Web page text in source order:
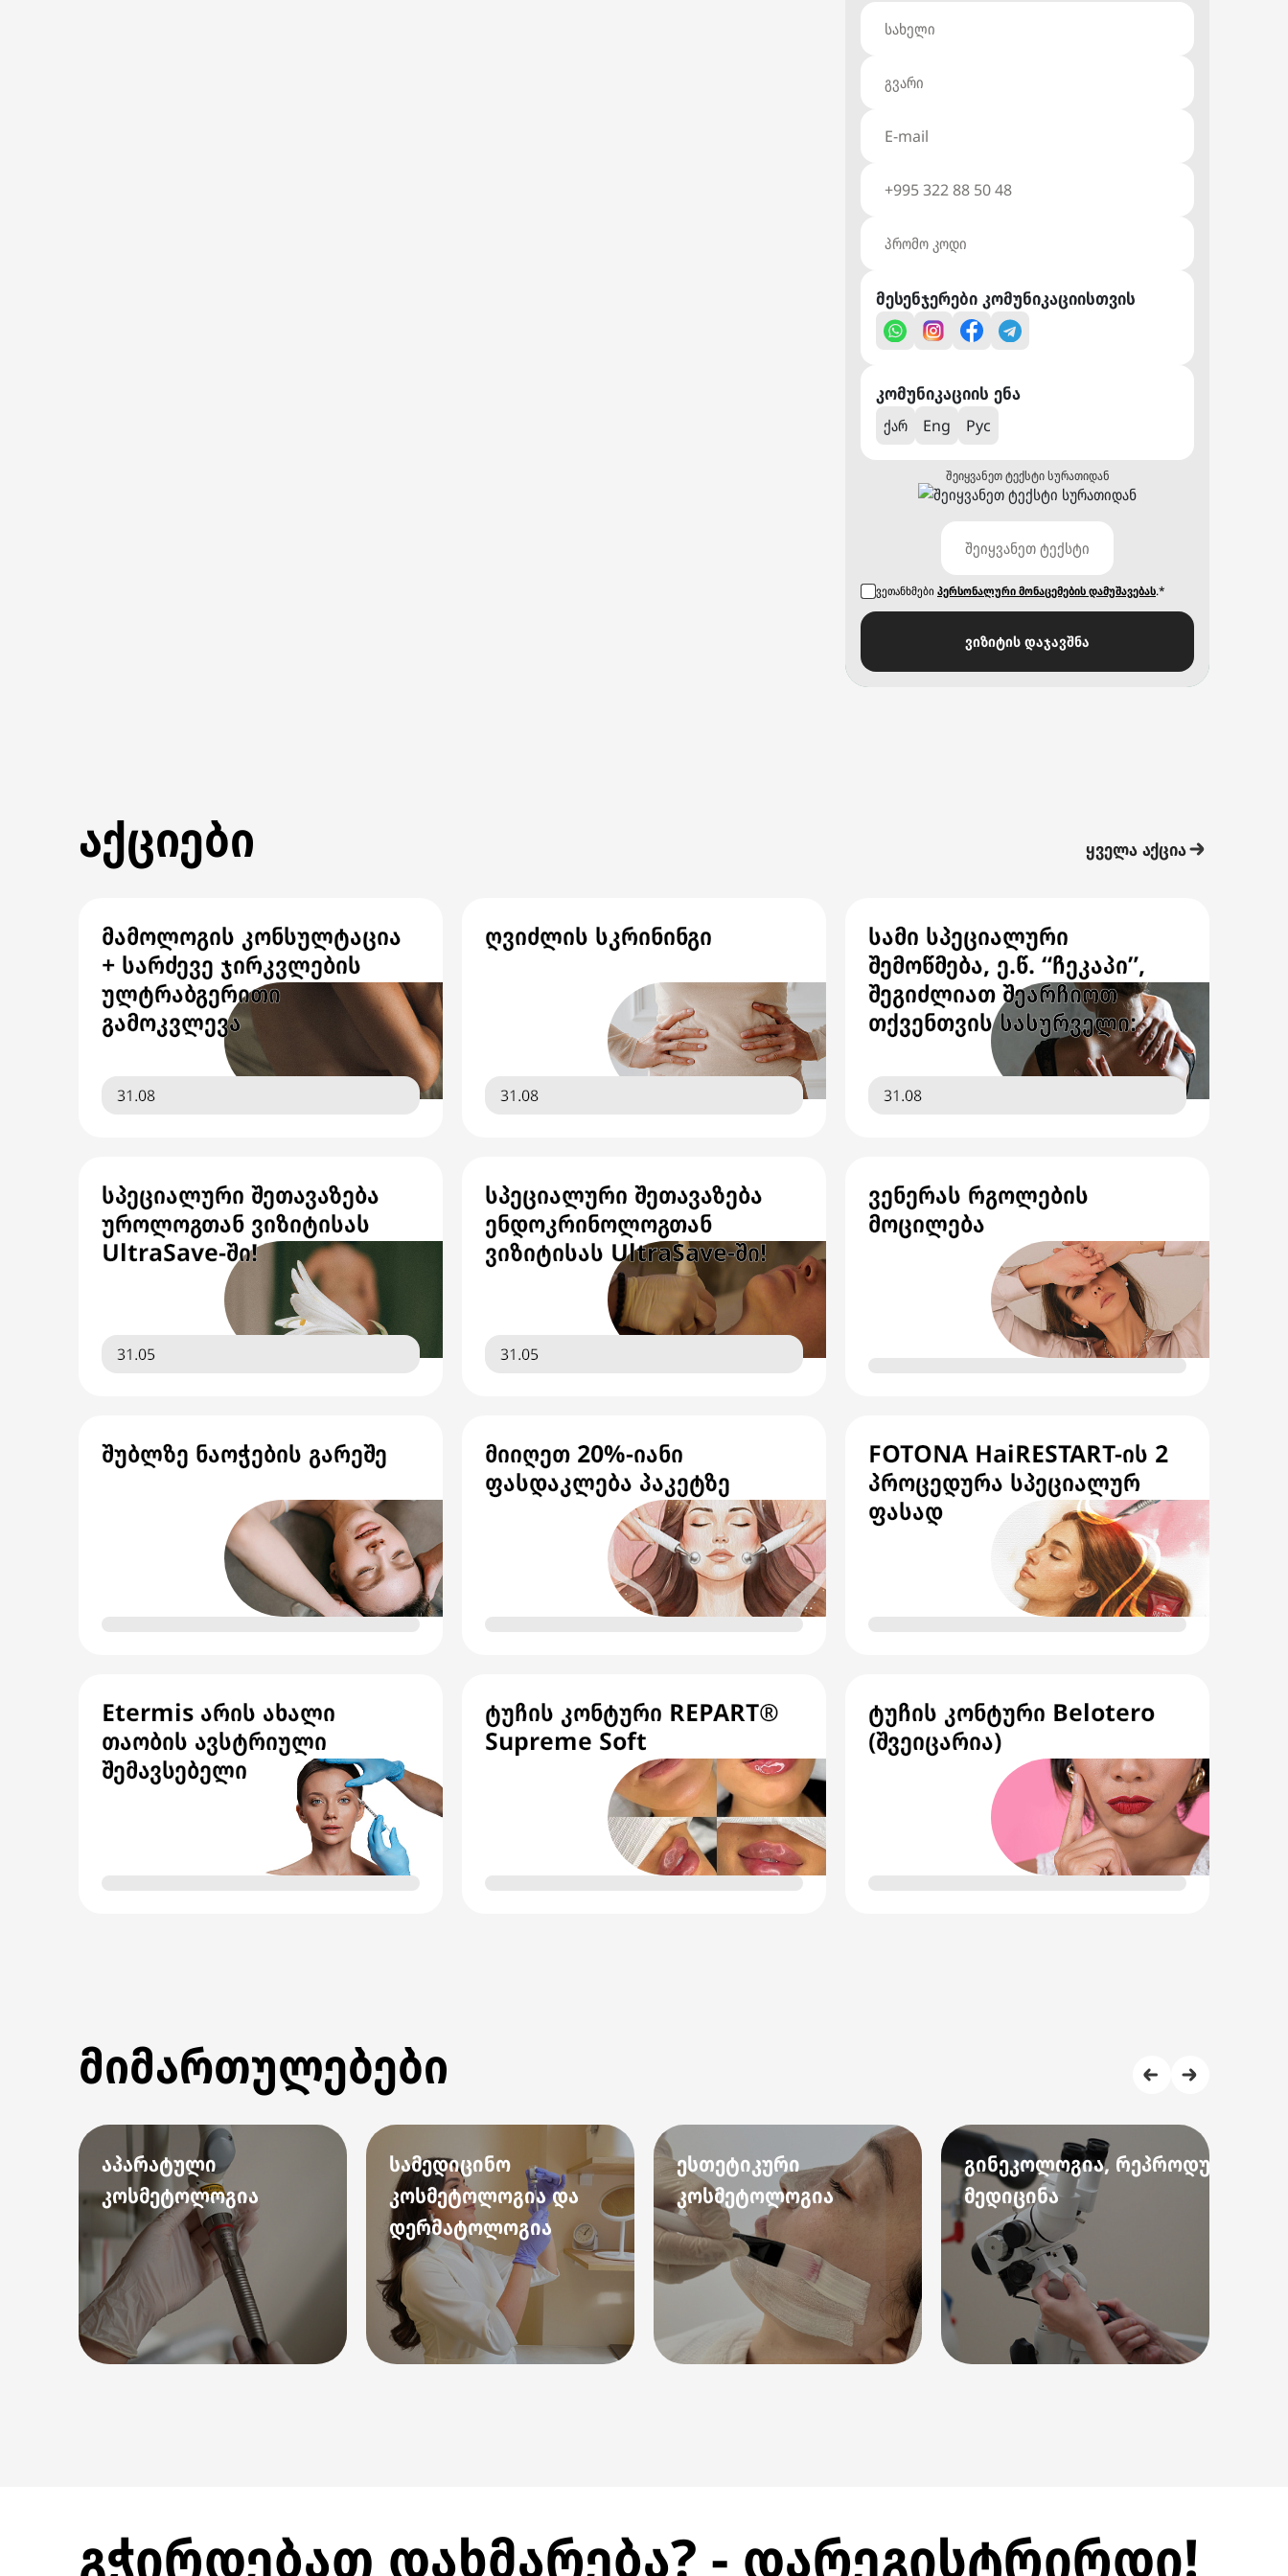
მესენჯერები კომუნიკაციისთვის
კომუნიკაციის ენა
ქარ Eng Рус
შეიყვანეთ ტექსტი სურათიდან
ვეთანხმებიპერსონალური მონაცემების დამუშავებას.*
ვიზიტის დაჯავშნა
აქციები ყველა აქცია
მამოლოგის კონსულტაცია
+ სარძევე ჯირკვლების
ულტრაბგერითი
გამოკვლევა
31.08
ღვიძლის სკრინინგი
31.08
სამი სპეციალური
შემოწმება, ე.წ. “ჩეკაპი”,
შეგიძლიათ შეარჩიოთ
თქვენთვის სასურველი:
31.08
სპეციალური შეთავაზება
უროლოგთან ვიზიტისას
UltraSave-ში!
31.05
სპეციალური შეთავაზება
ენდოკრინოლოგთან
ვიზიტისას UltraSave-ში!
31.05
ვენერას რგოლების
მოცილება
შუბლზე ნაოჭების გარეშე
მიიღეთ 20%-იანი
ფასდაკლება პაკეტზე
FOTONA HaiRESTART-ის 2
პროცედურა სპეციალურ
ფასად
Etermis არის ახალი
თაობის ავსტრიული
შემავსებელი
ტუჩის კონტური REPART®
Supreme Soft
ტუჩის კონტური Belotero
(შვეიცარია)
მიმართულებები
აპარატული
კოსმეტოლოგია
სამედიცინო
კოსმეტოლოგია და
დერმატოლოგია
ესთეტიკური
კოსმეტოლოგია
გინეკოლოგია, რეპროდუქციული
მედიცინა
გჭირდებათ დახმარება? - დარეგისტრირდი!